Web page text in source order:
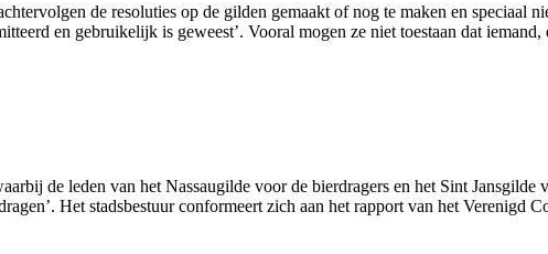
de resoluties op de gilden gemaakt of nog te maken en speciaal
en gebruikelijk is geweest’. Vooral mogen ze niet toestaan dat
de leden van het Nassaugilde voor de bierdragers en het Sint Jansgilde
Het stadsbestuur conformeert zich aan het rapport van het Verenigd